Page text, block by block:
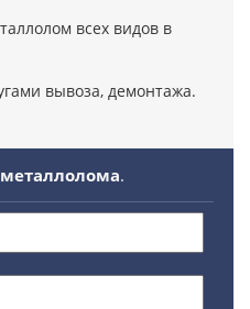
всех видов в
вывоза, демонтажа.
.